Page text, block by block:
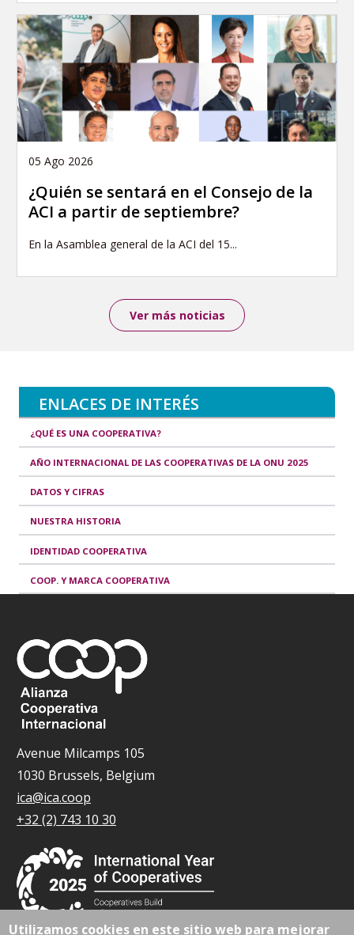
05 Ago 2026
¿Quién se sentará en el Consejo de la
ACI a partir de septiembre?
En la Asamblea general de la ACI del 15...
Ver más noticias
ENLACES DE INTERÉS
¿QUÉ ES UNA COOPERATIVA?
AÑO INTERNACIONAL DE LAS COOPERATIVAS DE LA ONU 2025
DATOS Y CIFRAS
NUESTRA HISTORIA
IDENTIDAD COOPERATIVA
COOP. Y MARCA COOPERATIVA
Avenue Milcamps 105
1030 Brussels, Belgium
ica@ica.coop
+32 (2) 743 10 30
Utilizamos cookies en este sitio web para mejorar